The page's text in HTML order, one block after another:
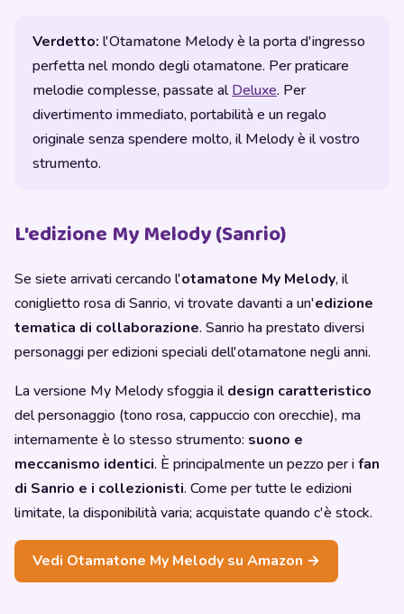
Verdetto: l'Otamatone Melody è la porta d'ingresso
perfetta nel mondo degli otamatone. Per praticare
melodie complesse, passate alDeluxe. Per
divertimento immediato, portabilità e un regalo
originale senza spendere molto, il Melody è il vostro
strumento.
L'edizione My Melody (Sanrio)
Se siete arrivati cercando l'otamatone My Melody, il
coniglietto rosa di Sanrio, vi trovate davanti a un'edizione
tematica di collaborazione. Sanrio ha prestato diversi
personaggi per edizioni speciali dell'otamatone negli anni.
La versione My Melody sfoggia ildesign caratteristico
del personaggio (tono rosa, cappuccio con orecchie), ma
internamente è lo stesso strumento: suono e
meccanismo identici. È principalmente un pezzo per ifan
di Sanrio e i collezionisti. Come per tutte le edizioni
limitate, la disponibilità varia; acquistate quando c'è stock.
Vedi Otamatone My Melody su Amazon →